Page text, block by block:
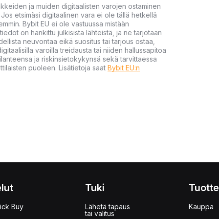
ja muiden digitaalisten varojen ostaminen
etsimäsi digitaalinen vara ei ole tällä hetkellä
Bybit EU ei ole vastuussa mistään
on hankittu julkisista lähteistä, ja ne tarjotaan
neuvontaa eikä suositus tai tarjous ostaa,
varoilla treidausta tai niiden hallussapitoa
ja riskinsietokykynsä sekä tarvittaessa
puoleen. Lisätietoja saat Bybit EU:n
Buy
Tuki
Lähetä tapaus
tai valitus
Kauppa